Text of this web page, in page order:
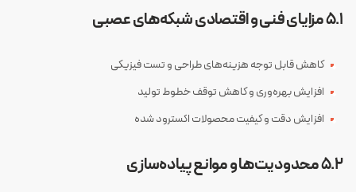
۵.۱ مزایای فنی و اقتصادی شبکه‌های عصبی
کاهش قابل توجه هزینه‌های طراحی و تست فیزیکی
افزایش بهره‌وری و کاهش توقف خطوط تولید
افزایش دقت و کیفیت محصولات اکسترود شده
۵.۲ محدودیت‌ها و موانع پیاده‌سازی